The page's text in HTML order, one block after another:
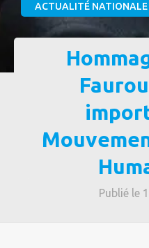
ACTUALITÉ NATIONALE
Publié le